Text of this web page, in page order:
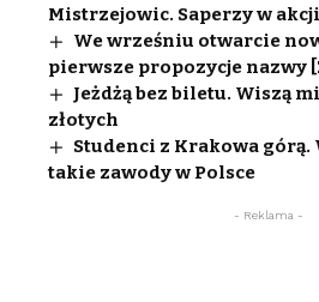
Mistrzejowic. Saperzy w akcji
We wrześniu otwarcie
pierwsze propozycje nazwy
Jeżdżą bez biletu. Wiszą
złotych
Studenci z Krakowa
takie zawody w Polsce
- Reklama -